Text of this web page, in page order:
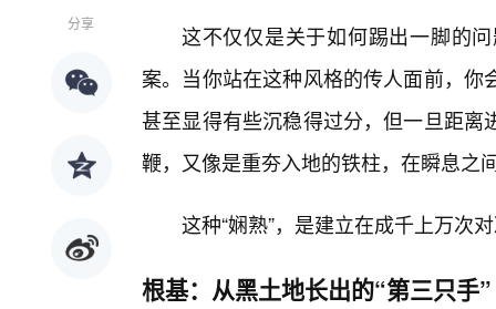
分享
这不仅仅是关于如何踢出一脚的
案。当你站在这种风格的传人面前，
甚至显得有些沉稳得过分，但一旦距
鞭，又像是重夯入地的铁柱，在瞬息之
这种“娴熟”，是建立在成千上万次
根基：从黑土地长出的“第三只手”